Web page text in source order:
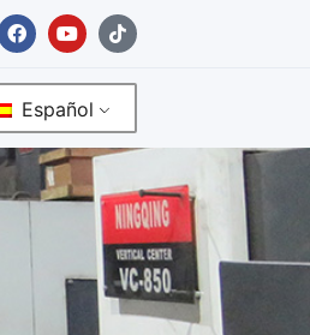
F
a
e
b
o
o
k
Y
o
t
u
b
e
T
i
t
Español